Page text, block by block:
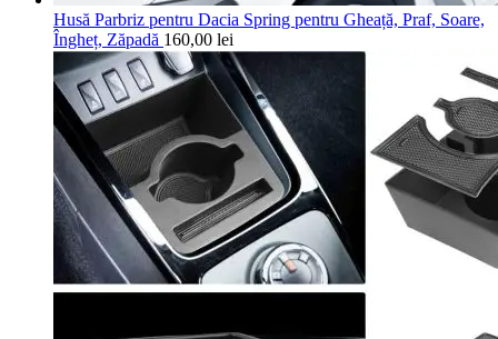
Husă Parbriz pentru Dacia Spring pentru Gheață, Praf, Soare,
Îngheț, Zăpadă 160,00 lei